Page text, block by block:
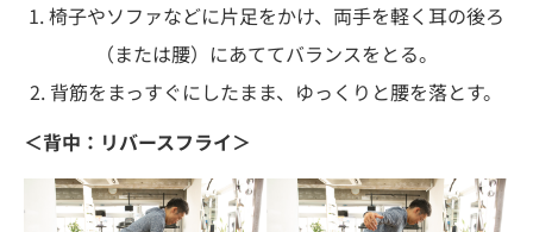
1. 椅子やソファなどに片足をかけ、両手を軽く耳の後ろ
（または腰）にあててバランスをとる。
2. 背筋をまっすぐにしたまま、ゆっくりと腰を落とす。
＜背中：リバースフライ＞